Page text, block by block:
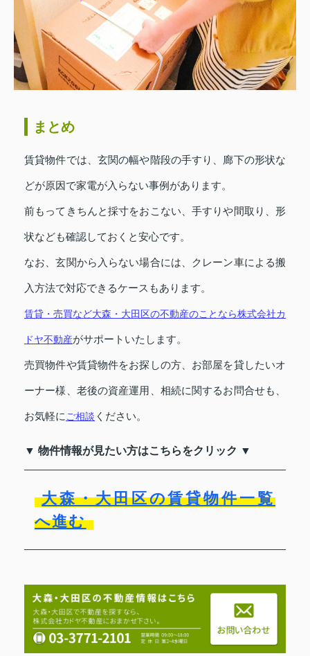
まとめ
賃貸物件では、玄関の幅や階段の手すり、廊下の形状な
どが原因で家電が入らない事例があります。
前もってきちんと採寸をおこない、手すりや間取り、形
状なども確認しておくと安心です。
なお、玄関から入らない場合には、クレーン車による搬
入方法で対応できるケースもあります。
賃貸・売買など大森・大田区の不動産のことなら株式会社カ
ドヤ不動産がサポートいたします。
売買物件や賃貸物件をお探しの方、お部屋を貸したいオ
ーナー様、老後の資産運用、相続に関するお問合せも、
お気軽にご相談 ください。
▼ 物件情報が見たい方はこちらをクリック ▼
大森・大田区の賃貸物件一覧
へ進む